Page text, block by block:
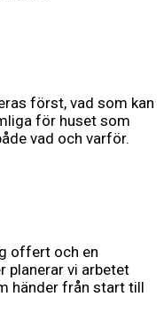
först, vad som kan
för huset som
vad och varför.
offert och en
planerar vi arbetet
händer från start till